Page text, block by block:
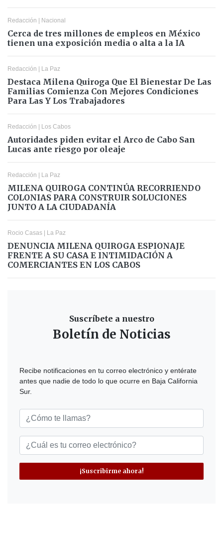
Redacción | Nacional
Cerca de tres millones de empleos en México
tienen una exposición media o alta a la IA
Redacción | La Paz
Destaca Milena Quiroga Que El Bienestar De Las
Familias Comienza Con Mejores Condiciones
Para Las Y Los Trabajadores
Redacción | Los Cabos
Autoridades piden evitar el Arco de Cabo San
Lucas ante riesgo por oleaje
Redacción | La Paz
MILENA QUIROGA CONTINÚA RECORRIENDO
COLONIAS PARA CONSTRUIR SOLUCIONES
JUNTO A LA CIUDADANÍA
Rocio Casas | La Paz
DENUNCIA MILENA QUIROGA ESPIONAJE
FRENTE A SU CASA E INTIMIDACIÓN A
COMERCIANTES EN LOS CABOS
Suscríbete a nuestro
Boletín de Noticias
Recibe notificaciones en tu correo electrónico y entérate
antes que nadie de todo lo que ocurre en Baja California
Sur.
¡Suscribirme ahora!